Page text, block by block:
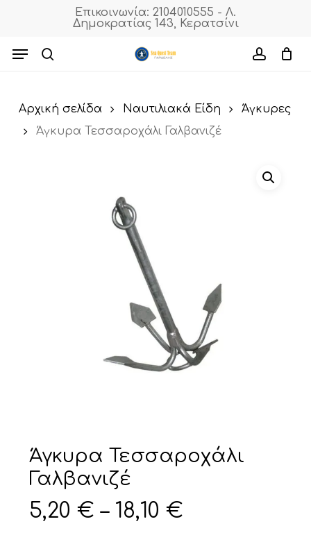
content
Επικοινωνία: 2104010555 - Λ.
Δημοκρατίας 143, Κερατσίνι
Menu
Cart
Αρχική σελίδα Ναυτιλιακά Είδη
Άγκυρες
Άγκυρα Τεσσαροχάλι Γαλβανιζέ
Άγκυρα Τεσσαροχάλι
Γαλβανιζέ
5,20 € – 18,10 €Price